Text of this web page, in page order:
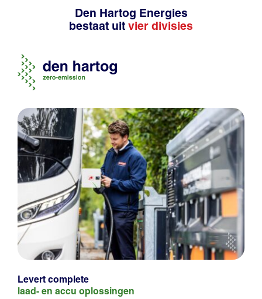
Den Hartog Energies
bestaat uit vier divisies
Levert complete
laad- en accu oplossingen